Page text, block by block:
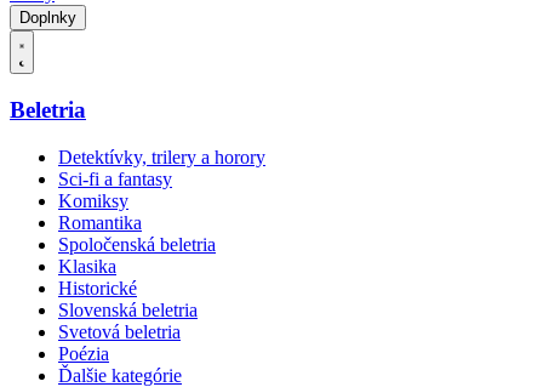
Doplnky
Beletria
Detektívky, trilery a horory
Sci-fi a fantasy
Komiksy
Romantika
Spoločenská beletria
Klasika
Historické
Slovenská beletria
Svetová beletria
Poézia
Ďalšie kategórie